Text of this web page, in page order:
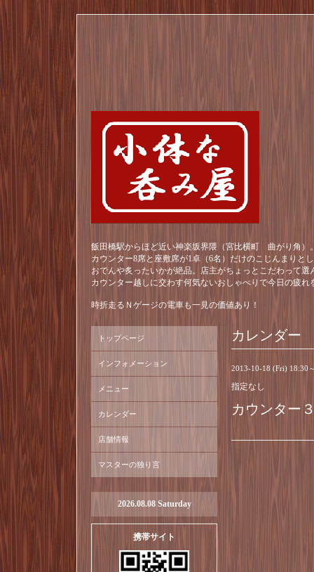
飯田橋駅からほど近い神楽坂界隈（宮比横町 曲がり角）
カウンター8席と座敷席が1卓（6名）だけのこじんまりと
おでんや炙ったいかが絶品。店主がちょっとこだわって
カウンター越しに交わす何気ないおしゃべりで今日の疲れ
時折走るＮゲージの電車も一見の価値あり！
カレンダー
2013-10-18 (Fri) 18:30
指定なし
カウンター
トップページ
インフォメーション
メニュー
カレンダー
店舗情報
マスターの独り言
2026.08.08 Saturday
携帯サイト